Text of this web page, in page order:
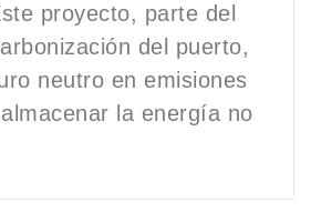
proyecto, parte del
del puerto,
neutro en emisiones
la energía no